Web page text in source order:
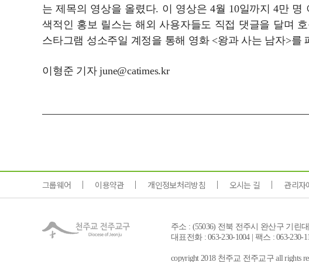
는 제목의 영상을 올렸다. 이 영상은 4월 10일까지 4만
색적인 홍보 릴스는 해외 사용자들도 직접 댓글을 달며
스타그램 성소주일 계정을 통해 영화 <왕과 사는 남자>를
이형준 기자 june@catimes.kr
그룹웨어 이용약관 개인정보처리방침 오시는 길 관리자
주소 : (55036) 전북 전주시 완산구 기린
대표전화 : 063-230-1004 | 팩스 : 063-230-
copyright 2018 천주교 전주교구 all rights